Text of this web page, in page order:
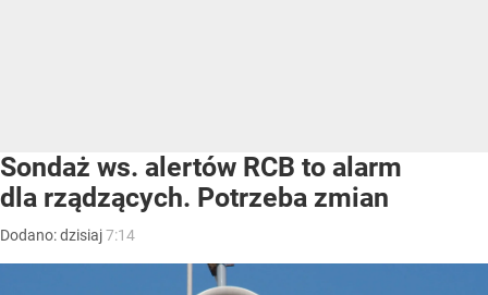
Sondaż ws. alertów RCB to alarm
dla rządzących. Potrzeba zmian
Dodano:dzisiaj7:14